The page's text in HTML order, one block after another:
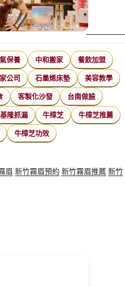
保養 中和搬家 餐飲加盟
公司 石墨烯床墊 美容教學
客製化沙發 台南做臉
基隆抓漏 牛樟芝 牛樟芝推薦
牛樟芝功效
眉 新竹霧眉預約 新竹霧眉推薦 新竹